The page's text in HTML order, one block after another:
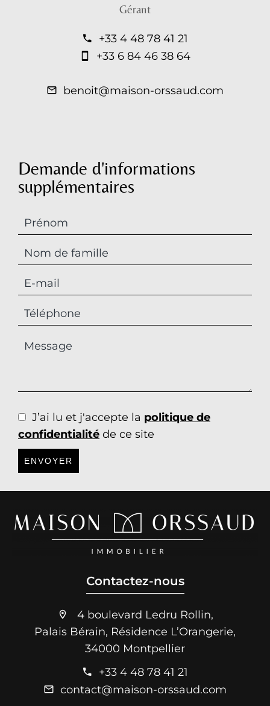
Gérant
+33 4 48 78 41 21
+33 6 84 46 38 64
benoit@maison-orssaud.com
Demande d'informations
supplémentaires
J’ai lu et j'accepte la politique de
confidentialité de ce site
ENVOYER
Contactez-nous
4 boulevard Ledru Rollin,
Palais Bérain, Résidence L’Orangerie,
34000 Montpellier
+33 4 48 78 41 21
contact@maison-orssaud.com